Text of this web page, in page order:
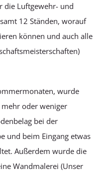
die Luftgewehr- und
12 Ständen, worauf
können und auch alle
wurde
oder weniger
bei der
und beim Eingang etwas
Außerdem wurde die
Wandmalerei (Unser